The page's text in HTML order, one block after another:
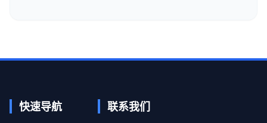
快速导航 联系我们